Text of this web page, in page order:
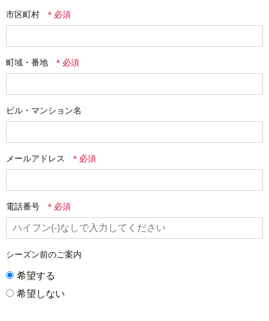
市区町村
町域・番地
ビル・マンション名
メールアドレス
電話番号
シーズン前のご案内
希望する
希望しない